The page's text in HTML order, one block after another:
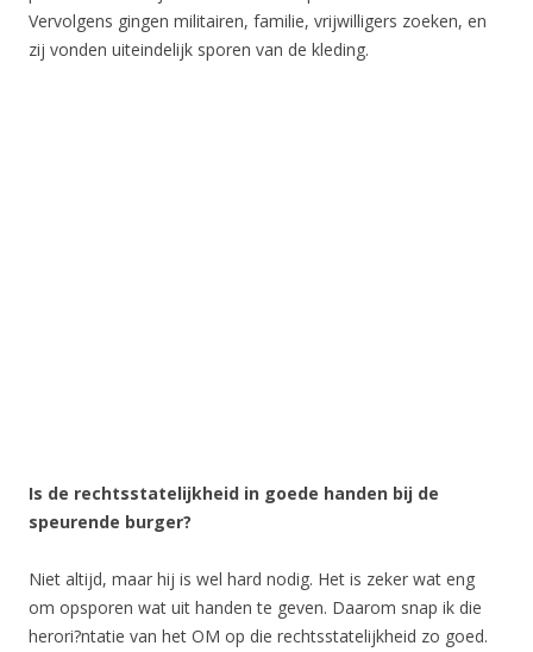
Vervolgens gingen militairen, familie, vrijwilligers zoeken, en
zij vonden uiteindelijk sporen van de kleding.
Is de rechtsstatelijkheid in goede handen bij de
speurende burger?
Niet altijd, maar hij is wel hard nodig. Het is zeker wat eng
om opsporen wat uit handen te geven. Daarom snap ik die
herori?ntatie van het OM op die rechtsstatelijkheid zo goed.